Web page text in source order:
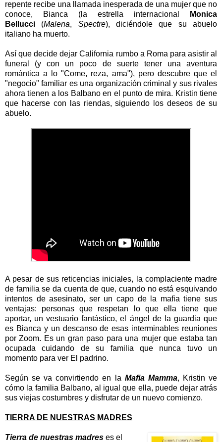
repente recibe una llamada inesperada de una mujer que no
conoce, Bianca (la estrella internacional
Monica
Bellucci (Malena, Spectre), diciéndole que su abuelo
italiano ha muerto.
Así que decide dejar California rumbo a Roma para asistir al
funeral (y con un poco de suerte tener una aventura
romántica a lo "Come, reza, ama"), pero descubre que el
"negocio" familiar es una organización criminal y sus rivales
ahora tienen a los Balbano en el punto de mira. Kristin tiene
que hacerse con las riendas, siguiendo los deseos de su
abuelo.
A pesar de sus reticencias iniciales, la complaciente madre
de familia se da cuenta de que, cuando no está esquivando
intentos de asesinato, ser un capo de la mafia tiene sus
ventajas: personas que respetan lo que ella tiene que
aportar, un vestuario fantástico, el ángel de la guardia que
es Bianca y un descanso de esas interminables reuniones
por Zoom. Es un gran paso para una mujer que estaba tan
ocupada cuidando de su familia que nunca tuvo un
momento para ver El padrino.
Según se va convirtiendo en la Mafia Mamma, Kristin ve
cómo la familia Balbano, al igual que ella, puede dejar atrás
sus viejas costumbres y disfrutar de un nuevo comienzo.
TIERRA DE NUESTRAS MADRES
Tierra de nuestras madres es el